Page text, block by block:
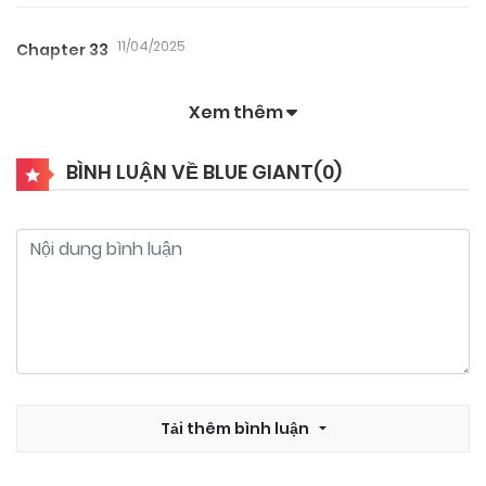
Chapter 33 11/04/2025
08/01/2025
Xem thêm
BÌNH LUẬN VỀ BLUE GIANT(0)
Tải thêm bình luận